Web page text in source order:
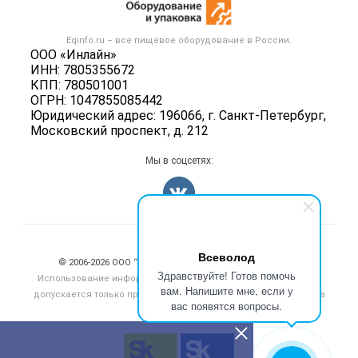
Всеволод
Здравствуйте! Готов помочь
вам. Напишите мне, если у
вас появятся вопросы.
Eqinfo.ru – все пищевое оборудование в России.
ООО «Инлайн»
ИНН: 7805355672
КПП: 780501001
ОГРН: 1047855085442
Юридический адрес: 196066, г. Санкт-Петербург,
Московский проспект, д. 212
Публичная оферта
Контактная информация
Политика обработки персональных данных
Вакансии
Блог
Тара и упаковка
Б/у оборудование
Информация о компаниях
Добавить объявление
Карта объявлений
Мы в соцсетях:
© 2006‑2026 ООО “Инлайн”. 12+ Все права защищены.
Использование информации, размещенной на данном сайте,
допускается только при размещении активной гиперссылки на
eqinfo.ru